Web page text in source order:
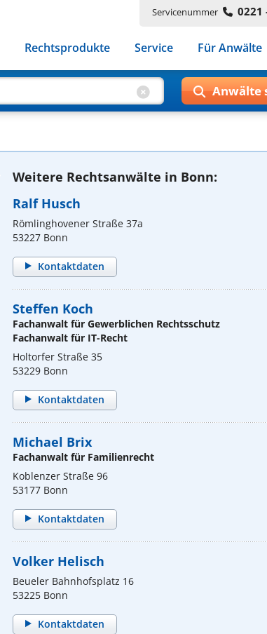
Servicenummer 0221
Rechtsprodukte Service Für Anwälte
Weitere Rechtsanwälte in Bonn:
Ralf Husch
Römlinghovener Straße 37a
53227 Bonn
Kontaktdaten
Steffen Koch
Fachanwalt für Gewerblichen Rechtsschutz
Fachanwalt für IT-Recht
Holtorfer Straße 35
53229 Bonn
Kontaktdaten
Michael Brix
Fachanwalt für Familienrecht
Koblenzer Straße 96
53177 Bonn
Kontaktdaten
Volker Helisch
Beueler Bahnhofsplatz 16
53225 Bonn
Kontaktdaten